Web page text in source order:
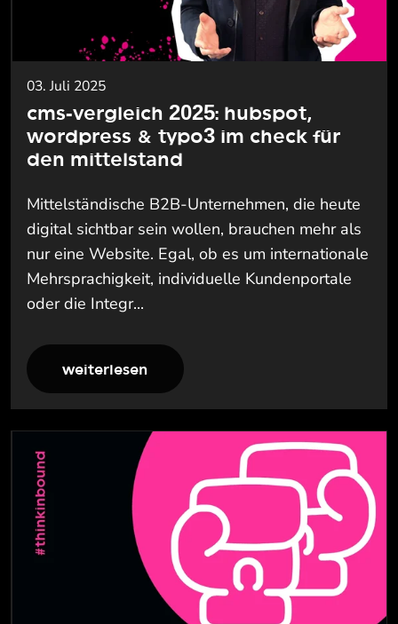
03. Juli 2025
cms-vergleich 2025: hubspot,
wordpress & typo3 im check für
den mittelstand
Mittelständische B2B-Unternehmen, die heute
digital sichtbar sein wollen, brauchen mehr als
nur eine Website. Egal, ob es um internationale
Mehrsprachigkeit, individuelle Kundenportale
oder die Integr...
weiterlesen